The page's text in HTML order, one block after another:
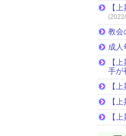
【
教会
成人
【
手が
【
【
【